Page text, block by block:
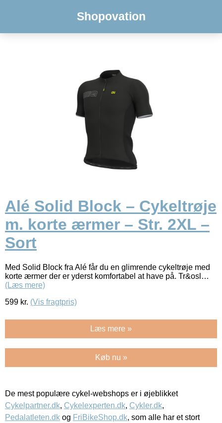
Shopovation
Alé Solid Block – Cykeltrøje
m. korte ærmer – Str. 2XL –
Sort
Med Solid Block fra Alé får du en glimrende cykeltrøje med
korte ærmer der er yderst komfortabel at have på. Tr&osl…
(Læs mere)
599 kr. (Vis fragtpris)
Læs mere »
Køb nu »
De mest populære cykel-webshops er i øjeblikket
Cykelpartner.dk, Cykelexperten.dk, Cykler.dk,
Pedalatleten.dk og FriBikeShop.dk, som alle har et stort